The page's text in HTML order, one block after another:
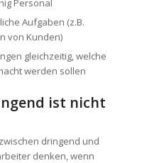
Aufgaben (z.B.
von Kunden)
gleichzeitig, welche
werden sollen
ist nicht
dringend und
denken, wenn